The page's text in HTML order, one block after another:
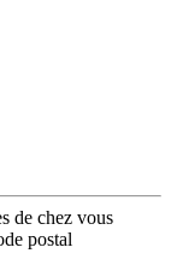
de chez vous
postal